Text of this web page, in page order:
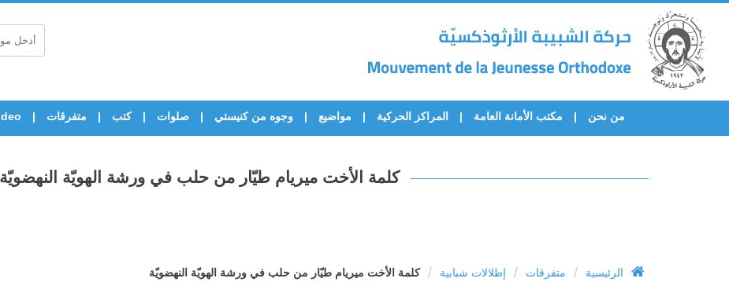
من نحن مكتب الأمانة العامة المراكز الحركية مواضيع وجوه من كنيستي صلوات كتب متفرقات
كلمة الأخت ميريام طيّار من حلب في ورشة الهويّة النهضويّة
الرئيسية / متفرقات / إطلالات شبابية / كلمة الأخت ميريام طيّار من حلب في ورشة الهويّة النهضويّة